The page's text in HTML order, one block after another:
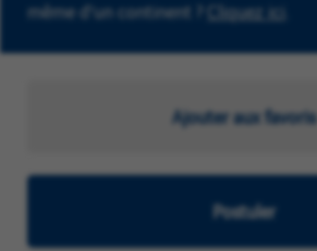
même d'un continent ? Cliquez ici
Ajouter aux favoris
Postuler